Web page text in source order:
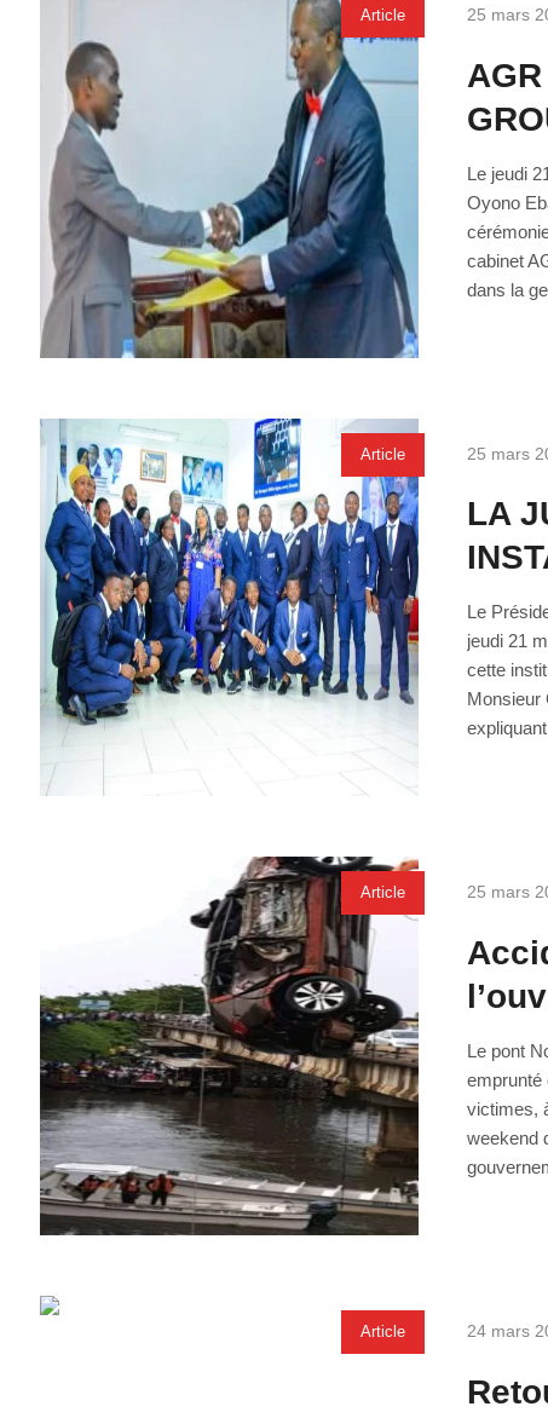
Article 25 mars
Le jeudi
Oyono
cabinet
dans la
Article 25 mars
LA
Le
jeudi 21
cette
Monsieur
Article 25 mars
Le pont
emprunté
victimes,
weekend
Article 24 mars